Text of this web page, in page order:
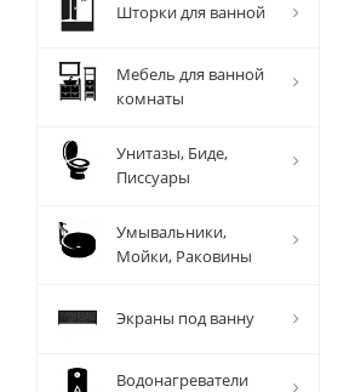
Шторки для ванной
Мебель для ванной
комнаты
Унитазы, Биде,
Писсуары
Умывальники,
Мойки, Раковины
Экраны под ванну
Водонагреватели